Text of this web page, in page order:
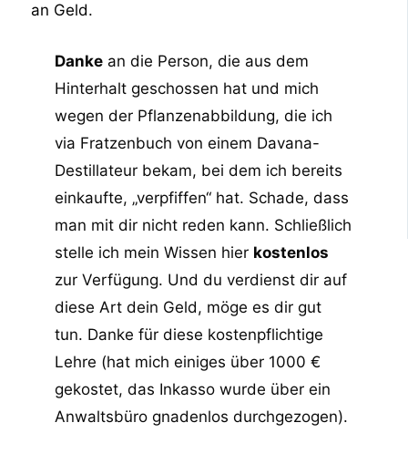
an Geld.
Dankean die Person, die aus dem
Hinterhalt geschossen hat und mich
wegen der Pflanzenabbildung, die ich
via Fratzenbuch von einem Davana-
Destillateur bekam, bei dem ich bereits
einkaufte, „verpfiffen“ hat. Schade, dass
man mit dir nicht reden kann. Schließlich
stelle ich mein Wissen hier kostenlos
zur Verfügung. Und du verdienst dir auf
diese Art dein Geld, möge es dir gut
tun. Danke für diese kostenpflichtige
Lehre (hat mich einiges über 1000 €
gekostet, das Inkasso wurde über ein
Anwaltsbüro gnadenlos durchgezogen).